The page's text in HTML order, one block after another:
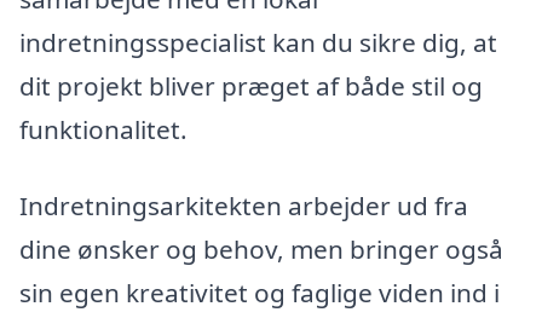
indretningsspecialist kan du sikre dig, at
dit projekt bliver præget af både stil og
funktionalitet.
Indretningsarkitekten arbejder ud fra
dine ønsker og behov, men bringer også
sin egen kreativitet og faglige viden ind i